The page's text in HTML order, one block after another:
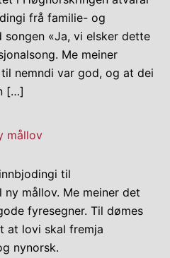
frå familie- og
songen «Ja, vi elsker dette
Me meiner
nemndi var god, og at dei
[…]
mållov
til
mållov. Me meiner det
fyresegner. Til dømes
at lovi skal fremja
nynorsk.